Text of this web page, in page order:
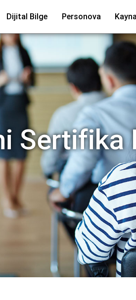
Dijital Bilge Personova
Sertifika